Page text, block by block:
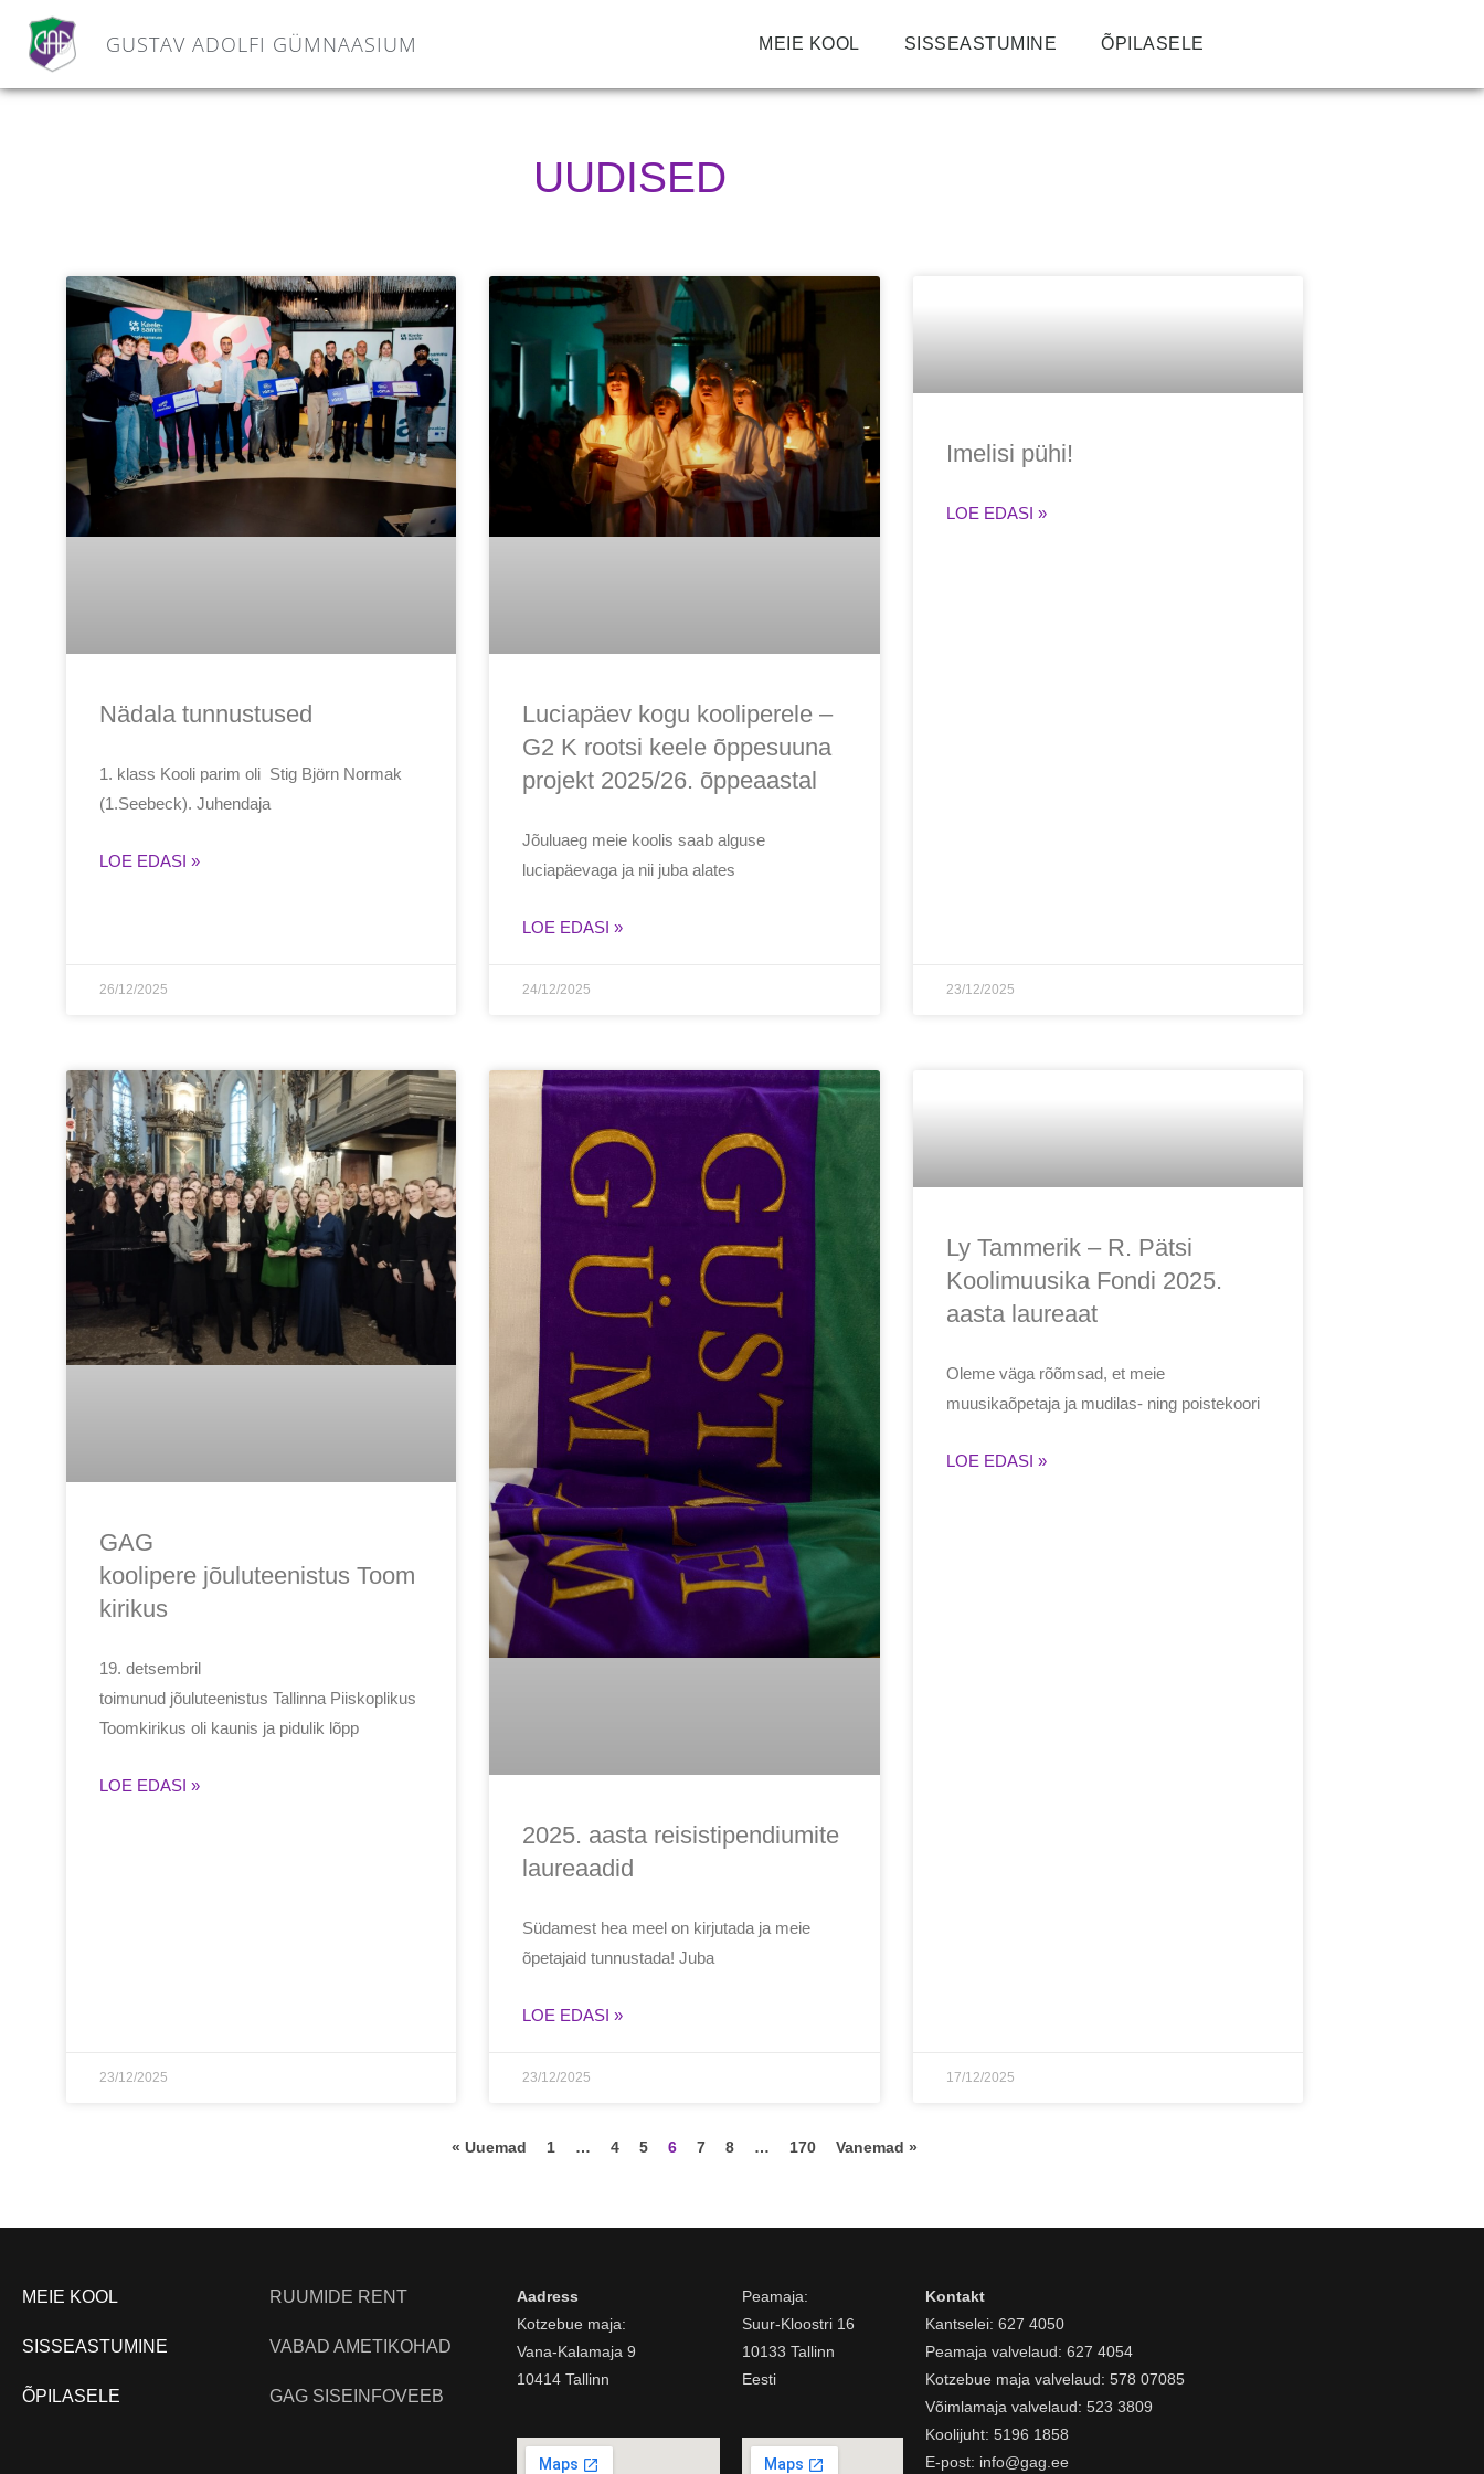
GUSTAV ADOLFI GÜMNAASIUM MEIE KOOL SISSEASTUMINE ÕPILASELE
UUDISED
Nädala tunnustused
1. klass Kooli parim oli Stig Björn Normak
(1.Seebeck). Juhendaja
LOE EDASI »
26/12/2025
Luciapäev kogu kooliperele –
G2 K rootsi keele õppesuuna
projekt 2025/26. õppeaastal
Jõuluaeg meie koolis saab alguse
luciapäevaga ja nii juba alates
LOE EDASI »
24/12/2025
Imelisi pühi!
LOE EDASI »
23/12/2025
GAG
koolipere jõuluteenistus Toom
kirikus
19. detsembril
toimunud jõuluteenistus Tallinna Piiskoplikus
Toomkirikus oli kaunis ja pidulik lõpp
LOE EDASI »
23/12/2025
2025. aasta reisistipendiumite
laureaadid
Südamest hea meel on kirjutada ja meie
õpetajaid tunnustada! Juba
LOE EDASI »
23/12/2025
Ly Tammerik – R. Pätsi
Koolimuusika Fondi 2025.
aasta laureaat
Oleme väga rõõmsad, et meie
muusikaõpetaja ja mudilas- ning poistekoori
LOE EDASI »
17/12/2025
« Uuemad 1 … 4 5 6 7 8 … 170 Vanemad »
MEIE KOOL
SISSEASTUMINE
ÕPILASELE
RUUMIDE RENT
VABAD AMETIKOHAD
GAG SISEINFOVEEB
Aadress
Kotzebue maja:
Vana-Kalamaja 9
10414 Tallinn
Peamaja:
Suur-Kloostri 16
10133 Tallinn
Eesti
Kontakt
Kantselei: 627 4050
Peamaja valvelaud: 627 4054
Kotzebue maja valvelaud: 578 07085
Võimlamaja valvelaud: 523 3809
Koolijuht: 5196 1858
E-post: info@gag.ee